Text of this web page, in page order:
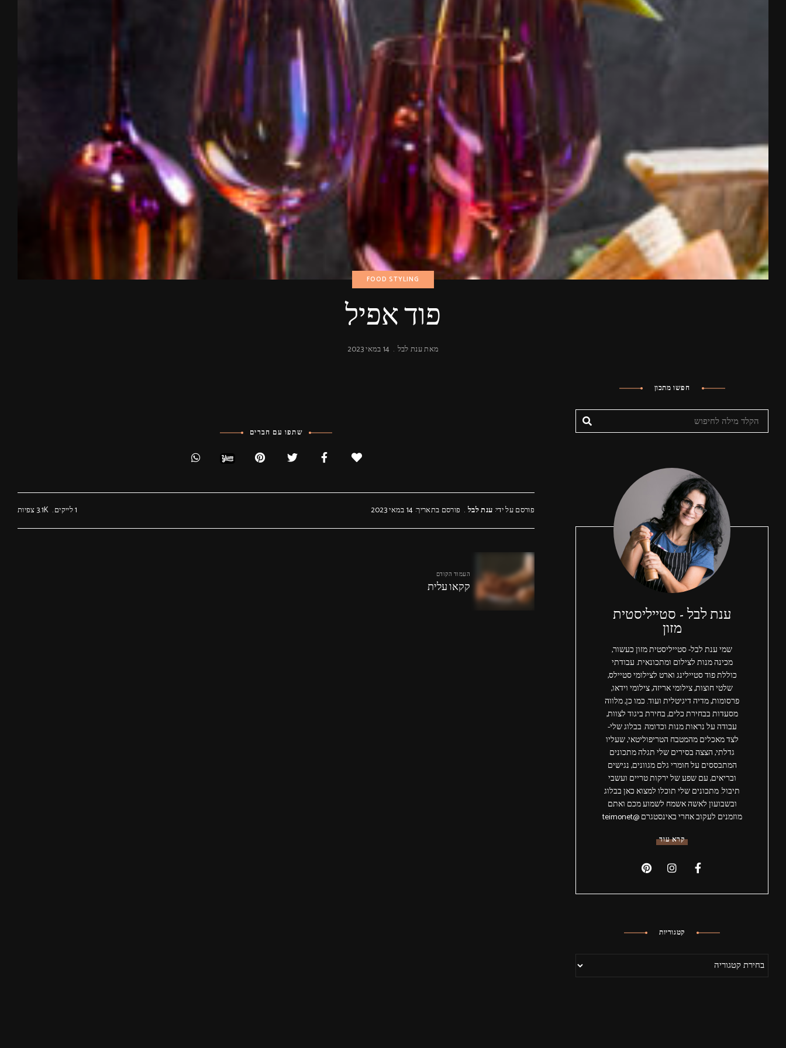
סטיילס,
שלטי
חוצות,
צילומי
אריזה,
צילומי
וידאו,
פרסומות,
מדיה
דיגיטלית
ועוד.
FOOD STYLING
פוד אפיל
מאתענת לבל 14 במאי 2023
שתפו עם חברים
פורסם על ידי: ענת לבל פורסם בתאריך: 14 במאי 2023 1לייקים 3.1Kצפיות
העמוד הקודם
קקאו עלית
חפשו מתכון
ענת לבל - סטייליסטית
מזון
שמי ענת לבל- סטייליסטית מזון כעשור,
מכינה מנות לצילום ומתכונאית. עבודתי
כוללת פוד סטיילינג וארט לצילומי סטיילס,
שלטי חוצות, צילומי אריזה, צילומי וידאו,
פרסומות, מדיה דיגיטלית ועוד. כמו כן, מלווה
מסעדות בבחירת כלים, בחירת ביגוד לצוות,
עבודה על נראות מנות וכדומה. בבלוג שלי-
לצד מאכלים מהמטבח הטריפוליטאי, שעליו
גדלתי, הצצה בסירים שלי תגלה מתכונים
המתבססים על חומרי גלם מגוונים, נגישים
ובריאים, עם שפע של ירקות טריים ועשבי
תיבול. מתכונים שלי תוכלו למצוא כאן בבלוג
ובשבועון לאשה אשמח לשמוע מכם ואתם
מוזמנים לעקוב אחרי באינסטגרם @teimonet
קרא עוד
קטגוריות